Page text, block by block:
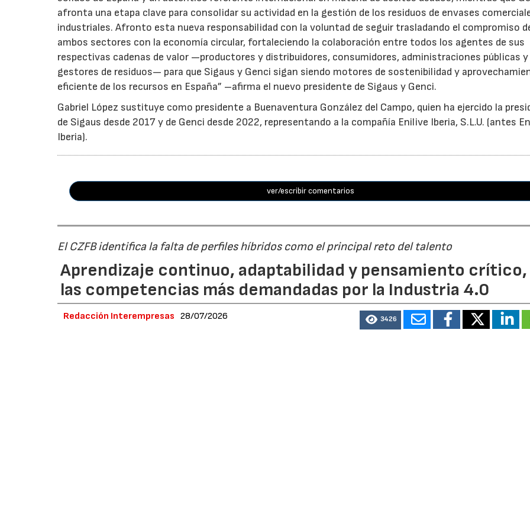
afronta una etapa clave para consolidar su actividad en la gestión de los residuos de envases
industriales. Afronto esta nueva responsabilidad con la voluntad de seguir trasladando el compromiso
ambos sectores con la economía circular, fortaleciendo la colaboración entre todos los agentes de sus
respectivas cadenas de valor —productores y distribuidores, consumidores, administraciones públicas y
gestores de residuos— para que Sigaus y Genci sigan siendo motores de sostenibilidad y
eficiente de los recursos en España” –afirma el nuevo presidente de Sigaus y Genci.
Gabriel López sustituye como presidente a Buenaventura González del Campo, quien ha ejercido la
de Sigaus desde 2017 y de Genci desde 2022, representando a la compañía Enilive Iberia, S.L.U. (antes
Iberia).
ver/escribir comentarios
El CZFB identifica la falta de perfiles híbridos como el principal reto del talento
Aprendizaje continuo, adaptabilidad y pensamiento crítico,
las competencias más demandadas por la Industria 4.0
Redacción Interempresas 28/07/2026 3426